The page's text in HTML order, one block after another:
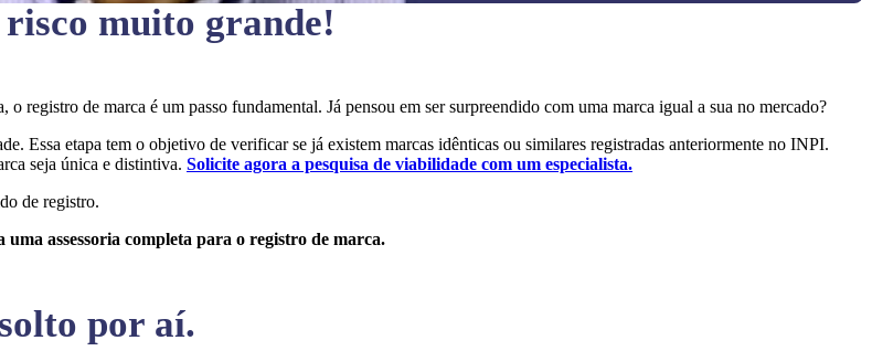
risco muito grande!
o registro de marca é um passo fundamental. Já pensou em ser surpreendido com uma marca igual a sua no mercado?
Essa etapa tem o objetivo de verificar se já existem marcas idênticas ou similares registradas anteriormente no INPI.
seja única e distintiva. Solicite agora a pesquisa de viabilidade com um especialista.
de registro.
assessoria completa para o registro de marca.
por aí.